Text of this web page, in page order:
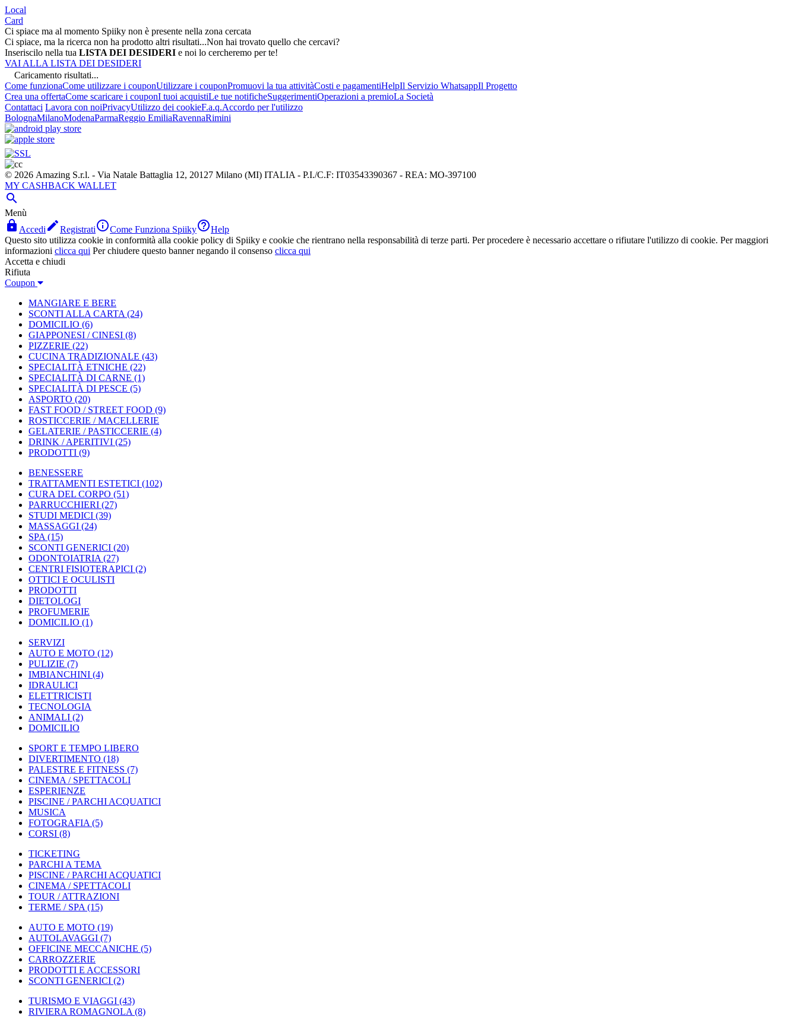
Local
Card
Ci spiace ma al momento Spiiky non è presente nella zona cercata
Ci spiace, ma la ricerca non ha prodotto altri risultati...Non hai trovato quello che cercavi?
Inseriscilo nella tua LISTA DEI DESIDERI e noi lo cercheremo per te!
VAI ALLA LISTA DEI DESIDERI
Caricamento risultati...
Come funzionaCome utilizzare i couponUtilizzare i couponPromuovi la tua attivitàCosti e pagamentiHelpIl Servizio WhatsappIl Progetto
Crea una offertaCome scaricare i couponI tuoi acquistiLe tue notificheSuggerimentiOperazioni a premioLa Società
Contattaci Lavora con noiPrivacyUtilizzo dei cookieF.a.q.Accordo per l'utilizzo
BolognaMilanoModenaParmaReggio EmiliaRavennaRimini
© 2026 Amazing S.r.l. - Via Natale Battaglia 12, 20127 Milano (MI) ITALIA - P.I./C.F: IT03543390367 - REA: MO-397100
MY CASHBACK WALLET

Menù
 Accedi RegistratiCome Funziona SpiikyHelp
Questo sito utilizza cookie in conformità alla cookie policy di Spiiky e cookie che rientrano nella responsabilità di terze parti. Per procedere è necessario accettare o rifiutare l'utilizzo di cookie. Per maggiori
informazioni clicca qui Per chiudere questo banner negando il consenso clicca qui
Accetta e chiudi
Rifiuta
Coupon
MANGIARE E BERE
SCONTI ALLA CARTA (24)
DOMICILIO (6)
GIAPPONESI / CINESI (8)
PIZZERIE (22)
CUCINA TRADIZIONALE (43)
SPECIALITÀ ETNICHE (22)
SPECIALITÀ DI CARNE (1)
SPECIALITÀ DI PESCE (5)
ASPORTO (20)
FAST FOOD / STREET FOOD (9)
ROSTICCERIE / MACELLERIE
GELATERIE / PASTICCERIE (4)
DRINK / APERITIVI (25)
PRODOTTI (9)
BENESSERE
TRATTAMENTI ESTETICI (102)
CURA DEL CORPO (51)
PARRUCCHIERI (27)
STUDI MEDICI (39)
MASSAGGI (24)
SPA (15)
SCONTI GENERICI (20)
ODONTOIATRIA (27)
CENTRI FISIOTERAPICI (2)
OTTICI E OCULISTI
PRODOTTI
DIETOLOGI
PROFUMERIE
DOMICILIO (1)
SERVIZI
AUTO E MOTO (12)
PULIZIE (7)
IMBIANCHINI (4)
IDRAULICI
ELETTRICISTI
TECNOLOGIA
ANIMALI (2)
DOMICILIO
SPORT E TEMPO LIBERO
DIVERTIMENTO (18)
PALESTRE E FITNESS (7)
CINEMA / SPETTACOLI
ESPERIENZE
PISCINE / PARCHI ACQUATICI
MUSICA
FOTOGRAFIA (5)
CORSI (8)
TICKETING
PARCHI A TEMA
PISCINE / PARCHI ACQUATICI
CINEMA / SPETTACOLI
TOUR / ATTRAZIONI
TERME / SPA (15)
AUTO E MOTO (19)
AUTOLAVAGGI (7)
OFFICINE MECCANICHE (5)
CARROZZERIE
PRODOTTI E ACCESSORI
SCONTI GENERICI (2)
TURISMO E VIAGGI (43)
RIVIERA ROMAGNOLA (8)